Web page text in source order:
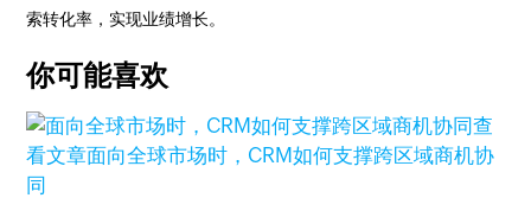
索转化率，实现业绩增长。
你可能喜欢
查
看文章面向全球市场时，CRM如何支撑跨区域商机协
同